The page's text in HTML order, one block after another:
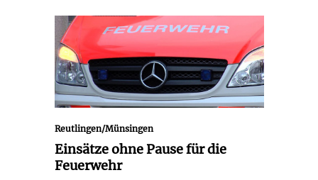
Einsätze ohne Pause für die
Feuerwehr
Reutlingen/Münsingen
Einsätze ohne Pause für die
Feuerwehr